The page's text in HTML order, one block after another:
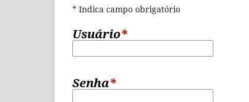
* Indica campo obrigatório
Usuário*
Senha*